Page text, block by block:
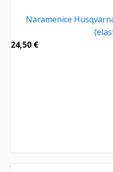
Naramenice
24,50 €